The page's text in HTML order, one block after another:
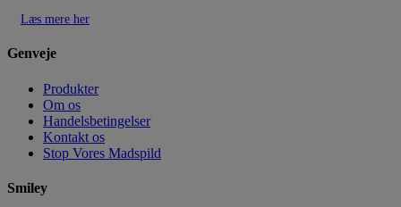
Læs mere her
Genveje
Produkter
Om os
Handelsbetingelser
Kontakt os
Stop Vores Madspild
Smiley